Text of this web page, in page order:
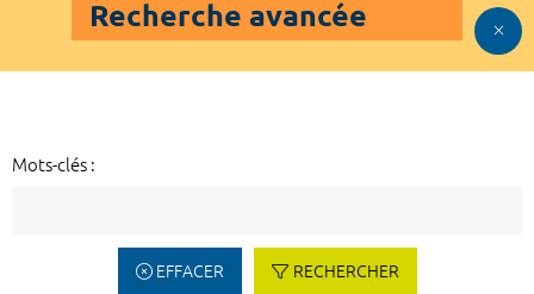
Recherche avancée
Mots-clés :
EFFACER RECHERCHER